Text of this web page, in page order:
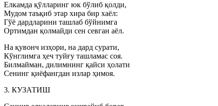
Елкамда қўлларинг юк бўлиб қолди,
Мудом таъқиб этар хира бир хаёл:
Гўё дардларини ташлаб бўйнимга
Ортимдан қолмайди сен севган аёл.
На қувонч изҳори, на дард сурати,
Кўнглимга ҳеч туйғу ташламас соя.
Билмайман, дилимнинг қайси ҳолати
Сенинг қиёфангдан излар ҳимоя.
3. КУЗАТИШ